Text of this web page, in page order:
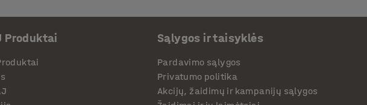
saugos sprendimus, pasirūpinsite, kad Jūsų
poreikius.
ir pramoninėms erdvėms, tarp kurių –stelažai,
Produktai Sąlygos ir taisyklės
Pardavimo sąlygos
Privatumo politika
Akcijų, žaidimų ir kampanijų sąlygos